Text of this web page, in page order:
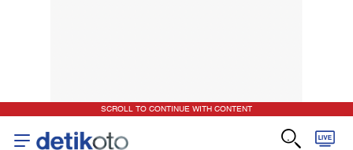
SCROLL TO CONTINUE WITH CONTENT